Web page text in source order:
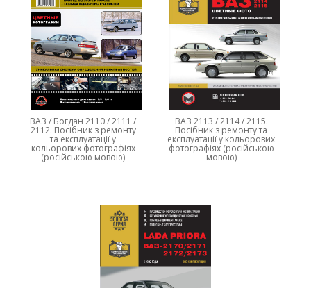
ВАЗ / Богдан 2110 / 2111 /
2112. Посібник з ремонту
та експлуатації у
кольорових фотографіях
(російською мовою)
ВАЗ 2113 / 2114 / 2115.
Посібник з ремонту та
експлуатації у кольорових
фотографіях (російською
мовою)